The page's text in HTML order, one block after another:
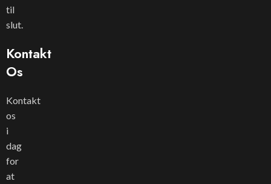
til
slut.
Kontakt
Os
Kontakt
os
i
dag
for
at